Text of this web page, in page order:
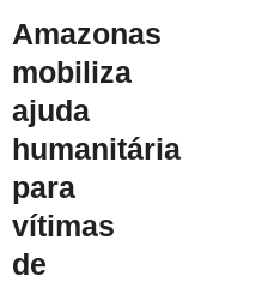
Amazonas
mobiliza
ajuda
humanitária
para
vítimas
de